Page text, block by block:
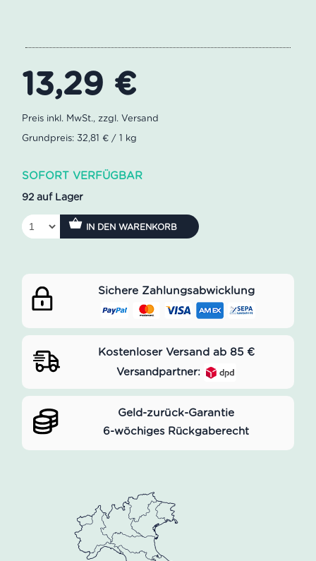
13,29 €
Grundpreis: 32,81 € / 1 kg
SOFORT VERFÜGBAR
92 auf Lager
IN DEN WARENKORB
Sichere Zahlungsabwicklung
Kostenloser Versand ab 85 €
Versandpartner:
Geld-zurück-Garantie
6-wöchiges Rückgaberecht